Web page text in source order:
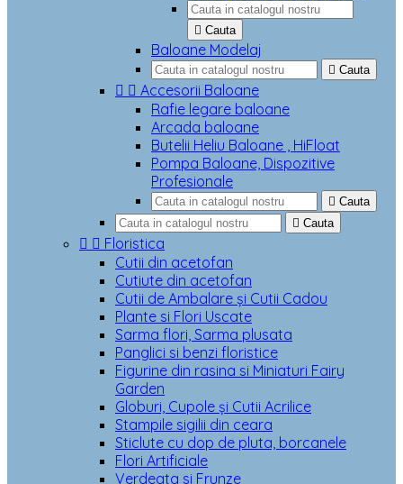
 Cauta
Baloane Modelaj
 Cauta
  Accesorii Baloane
Rafie legare baloane
Arcada baloane
Butelii Heliu Baloane , HiFloat
Pompa Baloane, Dispozitive
Profesionale
 Cauta
 Cauta
  Floristica
Cutii din acetofan
Cutiute din acetofan
Cutii de Ambalare și Cutii Cadou
Plante si Flori Uscate
Sarma flori, Sarma plusata
Panglici si benzi floristice
Figurine din rasina si Miniaturi Fairy
Garden
Globuri, Cupole și Cutii Acrilice
Stampile sigilii din ceara
Sticlute cu dop de pluta, borcanele
Flori Artificiale
Verdeata si Frunze